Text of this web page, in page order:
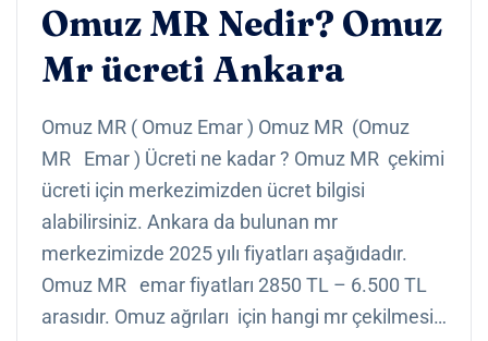
Omuz MR Nedir? Omuz
Mr ücreti Ankara
Omuz MR ( Omuz Emar ) Omuz MR (Omuz
MR Emar ) Ücreti ne kadar ? Omuz MR çekimi
ücreti için merkezimizden ücret bilgisi
alabilirsiniz. Ankara da bulunan mr
merkezimizde 2025 yılı fiyatları aşağıdadır.
Omuz MR emar fiyatları 2850 TL – 6.500 TL
arasıdır. Omuz ağrıları için hangi mr çekilmesi…